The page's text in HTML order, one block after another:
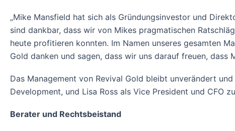
„Mike Mansfield hat sich als Gründungsinvestor und
sind dankbar, dass wir von Mikes pragmatischen
heute profitieren konnten. Im Namen unseres gesamten
Gold danken und sagen, dass wir uns darauf freuen,
Das Management von Revival Gold bleibt unverändert
Development, und Lisa Ross als Vice President und CFO
Berater und Rechtsbeistand